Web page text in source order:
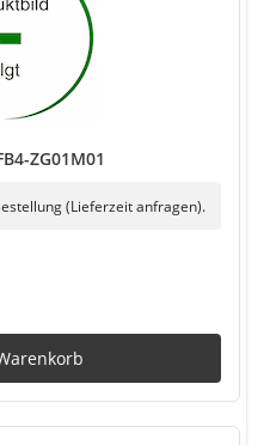
ZG01M01
(Lieferzeit anfragen).